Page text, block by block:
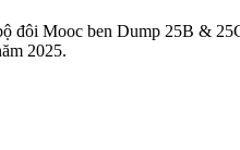
đôi Mooc ben Dump 25B &
2025.